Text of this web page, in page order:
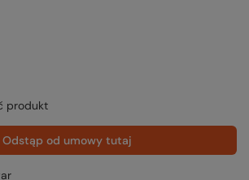
produkt
Odstąp od umowy tutaj